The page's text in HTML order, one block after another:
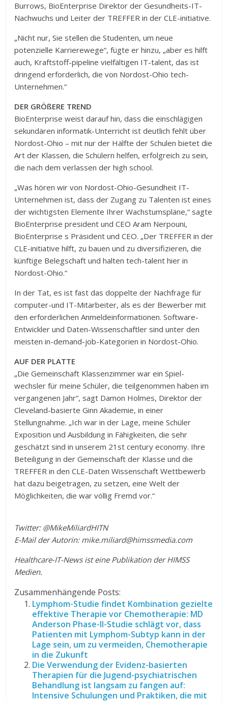
Burrows, BioEnterprise Direktor der Gesundheits-IT-
Nachwuchs und Leiter der TREFFER in der CLE-initiative.
„Nicht nur, Sie stellen die Studenten, um neue
potenzielle Karrierewege“, fügte er hinzu, „aber es hilft
auch, Kraftstoff-pipeline vielfältigen IT-talent, das ist
dringend erforderlich, die von Nordost-Ohio tech-
Unternehmen.“
DER GRÖßERE TREND
BioEnterprise weist darauf hin, dass die einschlägigen
sekundären informatik-Unterricht ist deutlich fehlt über
Nordost-Ohio – mit nur der Hälfte der Schulen bietet die
Art der Klassen, die Schülern helfen, erfolgreich zu sein,
die nach dem verlassen der high school.
„Was hören wir von Nordost-Ohio-Gesundheit IT-
Unternehmen ist, dass der Zugang zu Talenten ist eines
der wichtigsten Elemente Ihrer Wachstumspläne,“ sagte
BioEnterprise president und CEO Aram Nerpouni,
BioEnterprise s Präsident und CEO. „Der TREFFER in der
CLE-initiative hilft, zu bauen und zu diversifizieren, die
künftige Belegschaft und halten tech-talent hier in
Nordost-Ohio.“
In der Tat, es ist fast das doppelte der Nachfrage für
computer-und IT-Mitarbeiter, als es der Bewerber mit
den erforderlichen Anmeldeinformationen. Software-
Entwickler und Daten-Wissenschaftler sind unter den
meisten in-demand-job-Kategorien in Nordost-Ohio.
AUF DER PLATTE
„Die Gemeinschaft Klassenzimmer war ein Spiel-
wechsler für meine Schüler, die teilgenommen haben im
vergangenen Jahr“, sagt Damon Holmes, Direktor der
Cleveland-basierte Ginn Akademie, in einer
Stellungnahme. „Ich war in der Lage, meine Schüler
Exposition und Ausbildung in Fähigkeiten, die sehr
geschätzt sind in unserem 21st century economy. Ihre
Beteiligung in der Gemeinschaft der Klasse und die
TREFFER in den CLE-Daten Wissenschaft Wettbewerb
hat dazu beigetragen, zu setzen, eine Welt der
Möglichkeiten, die war völlig Fremd vor.“
Twitter: @MikeMiliardHITN
E-Mail der Autorin: mike.miliard@himssmedia.com
Healthcare-IT-News ist eine Publikation der HIMSS
Medien.
Zusammenhängende Posts:
Lymphom-Studie findet Kombination gezielte
effektive Therapie vor Chemotherapie: MD
Anderson Phase-II-Studie schlägt vor, dass
Patienten mit Lymphom-Subtyp kann in der
Lage sein, um zu vermeiden, Chemotherapie
in die Zukunft
Die Verwendung der Evidenz-basierten
Therapien für die Jugend-psychiatrischen
Behandlung ist langsam zu fangen auf:
Intensive Schulungen und Praktiken, die mit